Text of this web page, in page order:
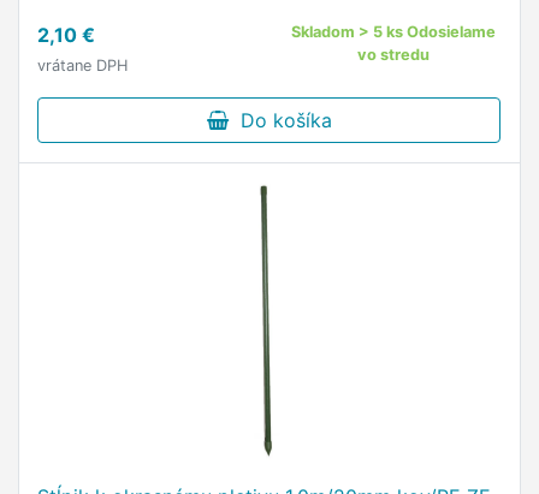
2,10 €
vrátane DPH
Skladom > 5 ks Odosielame
vo stredu
Do košíka